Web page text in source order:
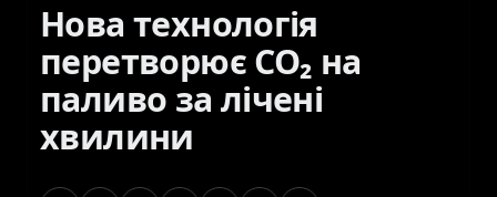
Нова технологія
перетворює CO₂ на
паливо за лічені
хвилини